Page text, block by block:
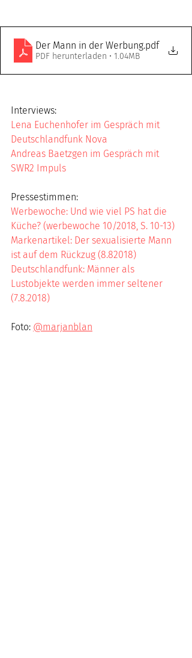
Der Mann in der Werbung.pdf
PDF herunterladen • 1.04MB
Interviews:
Lena Euchenhofer im Gespräch mit
Deutschlandfunk Nova
Andreas Baetzgen im Gespräch mit
SWR2 Impuls
Pressestimmen:
Werbewoche: Und wie viel PS hat die
Küche? (werbewoche 10/2018, S. 10-13)
Markenartikel: Der sexualisierte Mann
ist auf dem Rückzug (8.82018)
Deutschlandfunk: Männer als
Lustobjekte werden immer seltener
(7.8.2018)
Foto: @marjanblan